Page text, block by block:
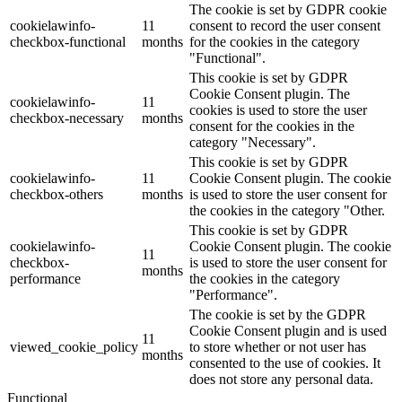
cookielawinfo-
checkbox-functional
11
months
The cookie is set by GDPR cookie
consent to record the user consent
for the cookies in the category
"Functional".
cookielawinfo-
checkbox-necessary
11
months
This cookie is set by GDPR
Cookie Consent plugin. The
cookies is used to store the user
consent for the cookies in the
category "Necessary".
cookielawinfo-
checkbox-others
11
months
This cookie is set by GDPR
Cookie Consent plugin. The cookie
is used to store the user consent for
the cookies in the category "Other.
cookielawinfo-
checkbox-
performance
11
months
This cookie is set by GDPR
Cookie Consent plugin. The cookie
is used to store the user consent for
the cookies in the category
"Performance".
viewed_cookie_policy
11
months
The cookie is set by the GDPR
Cookie Consent plugin and is used
to store whether or not user has
consented to the use of cookies. It
does not store any personal data.
Functional